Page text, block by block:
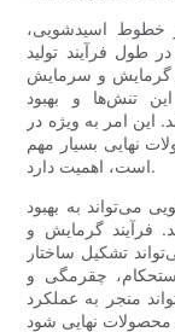
خطوط اسیدشویی،
فرآیند تولید
گرمایش و سرمایش
تنش‌ها و بهبود
امر به ویژه در
نهایی بسیار مهم
است، اهمیت دارد.
می‌تواند به بهبود
فرآیند گرمایش و
تشکیل ساختار
چقرمگی و
منجر به عملکرد